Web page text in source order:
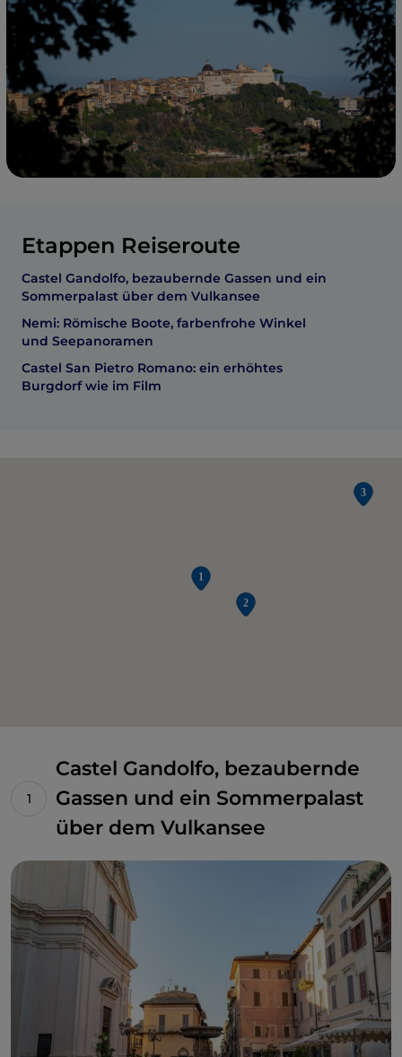
Etappen Reiseroute
Castel Gandolfo, bezaubernde Gassen und ein
Sommerpalast über dem Vulkansee
Nemi: Römische Boote, farbenfrohe Winkel
und Seepanoramen
Castel San Pietro Romano: ein erhöhtes
Burgdorf wie im Film
Castel Gandolfo, bezaubernde
Gassen und ein Sommerpalast
über dem Vulkansee